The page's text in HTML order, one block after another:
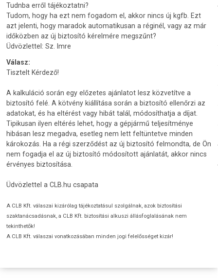
Tudnba erről tájékoztatni?
Tudom, hogy ha ezt nem fogadom el, akkor nincs új kgfb. Ezt
azt jelenti, hogy maradok automatikusan a réginél, vagy az már
időközben az új biztosító kérelmére megszűnt?
Üdvözlettel: Sz. Imre
Válasz:
Tisztelt Kérdező!
A kalkuláció során egy előzetes ajánlatot lesz közvetítve a
biztosító felé. A kötvény kiállítása során a biztosító ellenőrzi az
adatokat, és ha eltérést vagy hibát talál, módosíthatja a díjat.
Tipikusan ilyen eltérés lehet, hogy a gépjármű teljesítménye
hibásan lesz megadva, esetleg nem lett feltüntetve minden
károkozás. Ha a régi szerződést az új biztosító felmondta, de Ön
nem fogadja el az új biztosító módosított ajánlatát, akkor nincs
érvényes biztosítása.
Üdvözlettel a CLB.hu csapata
A CLB Kft. válaszai kizárólag tájékoztatásul szolgálnak, azok biztosítási
szaktanácsadásnak, a CLB Kft. biztosítási alkuszi állásfoglalásának nem
tekinthetők!
A CLB Kft. válaszai vonatkozásában minden jogi felelősséget kizár!